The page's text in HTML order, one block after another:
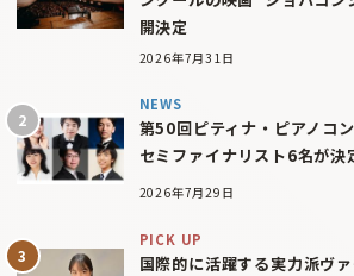
開決定
2026年7月31日
NEWS
第50回ピティナ・ピアノコ
セミファイナリスト6名が決
2026年7月29日
PICK UP
国際的に活躍する実力派ヴ